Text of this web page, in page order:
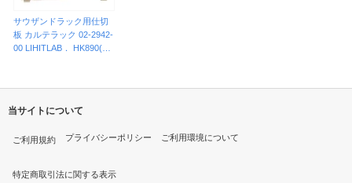
サウザンドラック用仕切
板 カルテラック 02-2942-
00 LIHITLAB． HK890(19
当サイトについて
ご利用規約 プライバシーポリシー ご利用環境について
特定商取引法に関する表示